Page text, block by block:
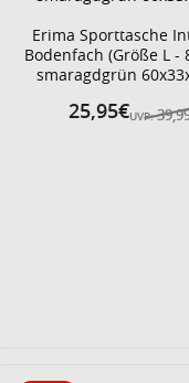
Erima Sporttasche
Bodenfach (Größe L -
smaragdgrün
UVP:
25,95€